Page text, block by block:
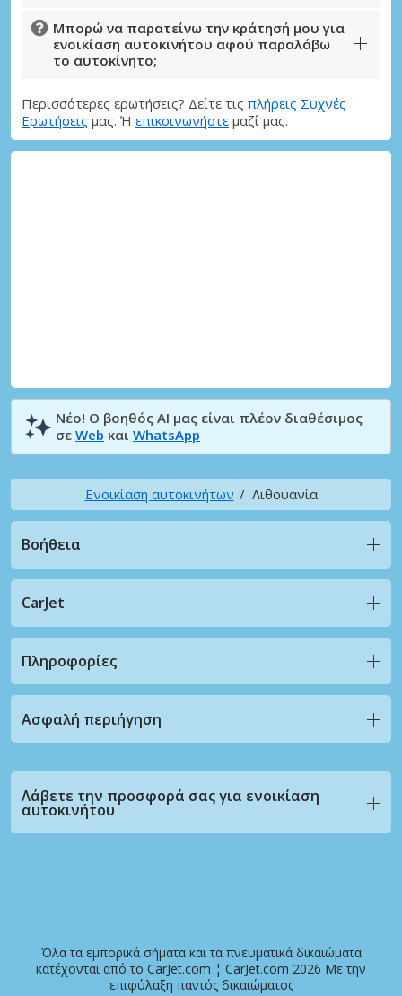
Μπορώ να παρατείνω την κράτησή μου για
ενοικίαση αυτοκινήτου αφού παραλάβω
το αυτοκίνητο;
Περισσότερες ερωτήσεις? Δείτε τις πλήρεις Συχνές
Ερωτήσεις μας. Ή επικοινωνήστε μαζί μας.
Νέο! Ο βοηθός AI μας είναι πλέον διαθέσιμος
σε Web και WhatsApp
Ενοικίαση αυτοκινήτων Λιθουανία
Βοήθεια
CarJet
Πληροφορίες
Ασφαλή περιήγηση
Λάβετε την προσφορά σας για ενοικίαση
αυτοκινήτου
Όλα τα εμπορικά σήματα και τα πνευματικά δικαιώματα
κατέχονται από το CarJet.com ¦ CarJet.com 2026 Με την
επιφύλαξη παντός δικαιώματος